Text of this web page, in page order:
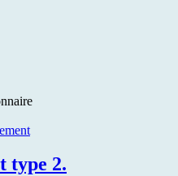
type 2.